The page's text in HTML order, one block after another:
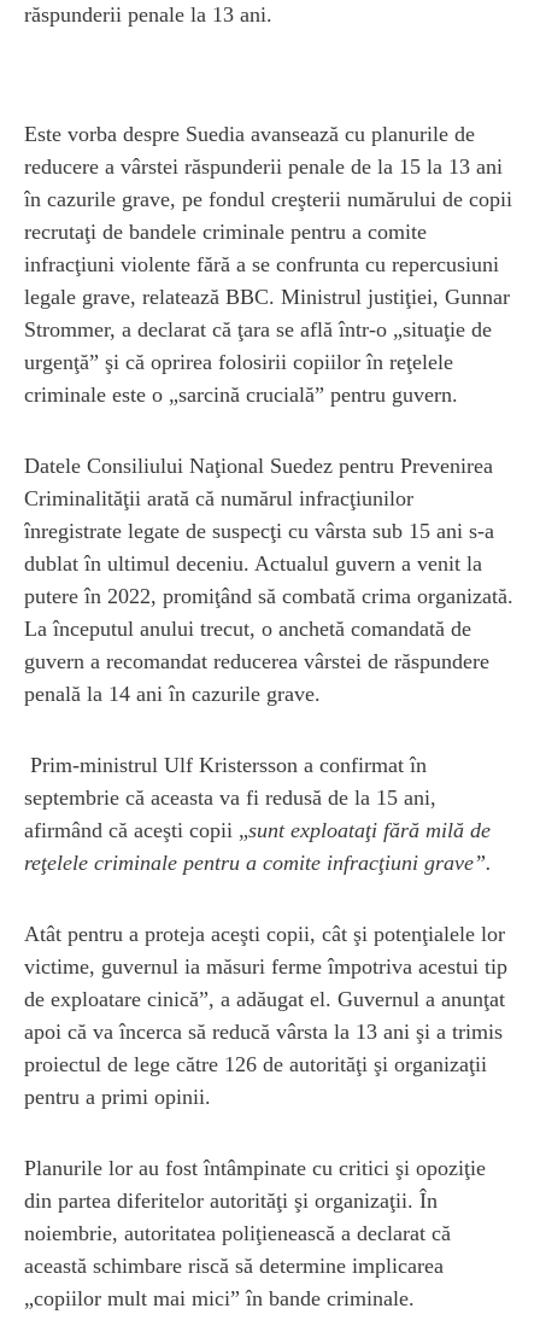
răspunderii penale la 13 ani.
Este vorba despre Suedia avansează cu planurile de
reducere a vârstei răspunderii penale de la 15 la 13 ani
în cazurile grave, pe fondul creşterii numărului de copii
recrutaţi de bandele criminale pentru a comite
infracţiuni violente fără a se confrunta cu repercusiuni
legale grave, relatează BBC. Ministrul justiţiei, Gunnar
Strommer, a declarat că ţara se află într-o „situaţie de
urgenţă” şi că oprirea folosirii copiilor în reţelele
criminale este o „sarcină crucială” pentru guvern.
Datele Consiliului Naţional Suedez pentru Prevenirea
Criminalităţii arată că numărul infracţiunilor
înregistrate legate de suspecţi cu vârsta sub 15 ani s-a
dublat în ultimul deceniu. Actualul guvern a venit la
putere în 2022, promiţând să combată crima organizată.
La începutul anului trecut, o anchetă comandată de
guvern a recomandat reducerea vârstei de răspundere
penală la 14 ani în cazurile grave.
Prim-ministrul Ulf Kristersson a confirmat în
septembrie că aceasta va fi redusă de la 15 ani,
afirmând că aceşti copii „sunt exploataţi fără milă de
reţelele criminale pentru a comite infracţiuni grave”.
Atât pentru a proteja aceşti copii, cât şi potenţialele lor
victime, guvernul ia măsuri ferme împotriva acestui tip
de exploatare cinică”, a adăugat el. Guvernul a anunţat
apoi că va încerca să reducă vârsta la 13 ani şi a trimis
proiectul de lege către 126 de autorităţi şi organizaţii
pentru a primi opinii.
Planurile lor au fost întâmpinate cu critici şi opoziţie
din partea diferitelor autorităţi şi organizaţii. În
noiembrie, autoritatea poliţienească a declarat că
această schimbare riscă să determine implicarea
„copiilor mult mai mici” în bande criminale.